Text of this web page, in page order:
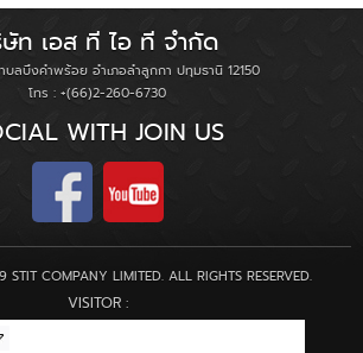
ท เอส ที ไอ ที จำกัด
บลบึงคำพร้อย อำเภอลำลูกกา ปทุมธานี 12150
โทร : +(66)2-260-6730
WITH JOIN US
COMPANY LIMITED. ALL RIGHTS RESERVED.
VISITOR :